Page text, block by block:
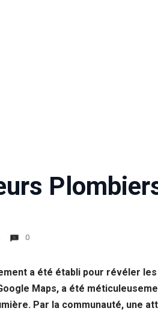
0
a été établi pour révéler
Maps, a été
Par la communauté, une